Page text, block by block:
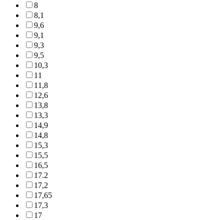
8
8,1
9,6
9,1
9,3
9,5
10,3
11
11,8
12,6
13,8
13,3
14,9
14,8
15,3
15,5
16,5
17.2
17,2
17,65
17,3
17